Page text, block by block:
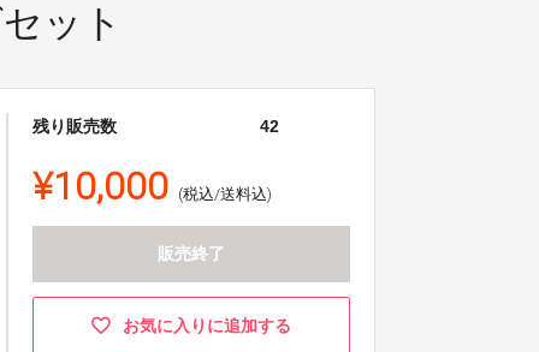
ット
残り販売数 42
¥10,000 (税込/送料込)
販売終了
お気に入りに追加する